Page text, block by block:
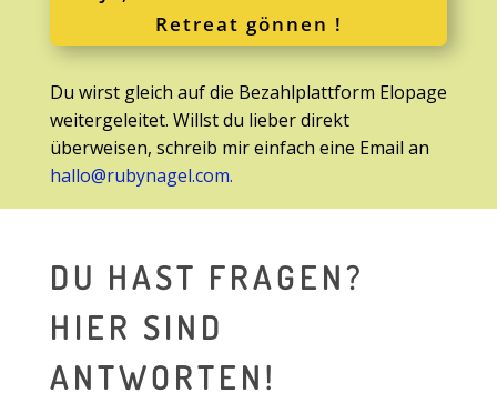
Retreat gönnen !
Du wirst gleich auf die Bezahlplattform Elopage
weitergeleitet. Willst du lieber direkt
überweisen, schreib mir einfach eine Email an
hallo@rubynagel.com.
DU HAST FRAGEN?
HIER SIND
ANTWORTEN!